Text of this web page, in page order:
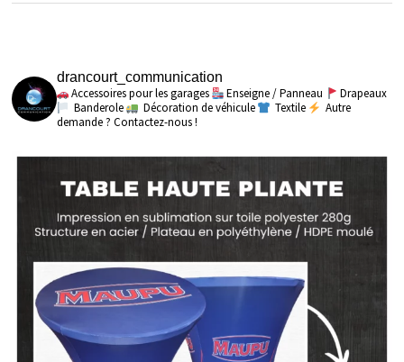
drancourt_communication
Accessoires pour les garages
Enseigne / Panneau
Drapeaux
Banderole
Décoration de véhicule Textile
Autre
demande ? Contactez-nous !